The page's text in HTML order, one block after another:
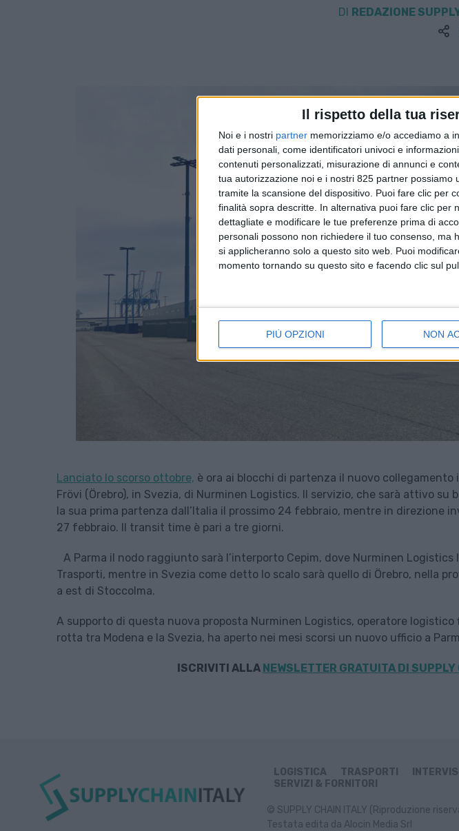
Il rispetto della tua
Noi e i nostri partner memorizziamo e/o accediamo a
dati personali, come identificatori univoci e
contenuti personalizzati, misurazione di annunci e
tua autorizzazione noi e i nostri 825 partner
tramite la scansione del dispositivo. Puoi fare clic per
finalità sopra descritte. In alternativa puoi fare clic per
dettagliate e modificare le tue preferenze prima di
personali possono non richiedere il tuo consenso,
si applicheranno solo a questo sito web. Puoi
momento tornando su questo sito e facendo clic sul
PIÙ OPZIONI NON
DI REDAZIONE
Lanciato lo scorso ottobre, è ora ai blocchi di partenza il nuovo
Frövi (Örebro), in Svezia, di Nurminen Logistics. Il servizio, che sarà attivo
la sua prima partenza dall’Italia il prossimo 24 febbraio, mentre in direzione
27 febbraio. Il transit time è pari a tre giorni.
A Parma il nodo raggiunto sarà l’interporto Cepim, dove Nurminen
Trasporti, mentre in Svezia come detto lo scalo sarà quello di Örebro, nella
a est di Stoccolma.
A supporto di questa nuova proposta Nurminen Logistics, operatore
rotta tra Modena e la Svezia, ha aperto nei mesi scorsi un nuovo ufficio a
ISCRIVITI ALLA NEWSLETTER GRATUITA DI SUPPLY
LOGISTICA TRASPORTI
SERVIZI & FORNITORI
© SUPPLY CHAIN ITALY (Riproduzione
Testata edita da Alocin Media Srl